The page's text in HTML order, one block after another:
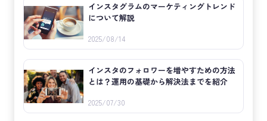
インスタグラムのマーケティングトレンド
について解説
2025/08/14
インスタのフォロワーを増やすための方法
とは？運用の基礎から解決法までを紹介
2025/07/30